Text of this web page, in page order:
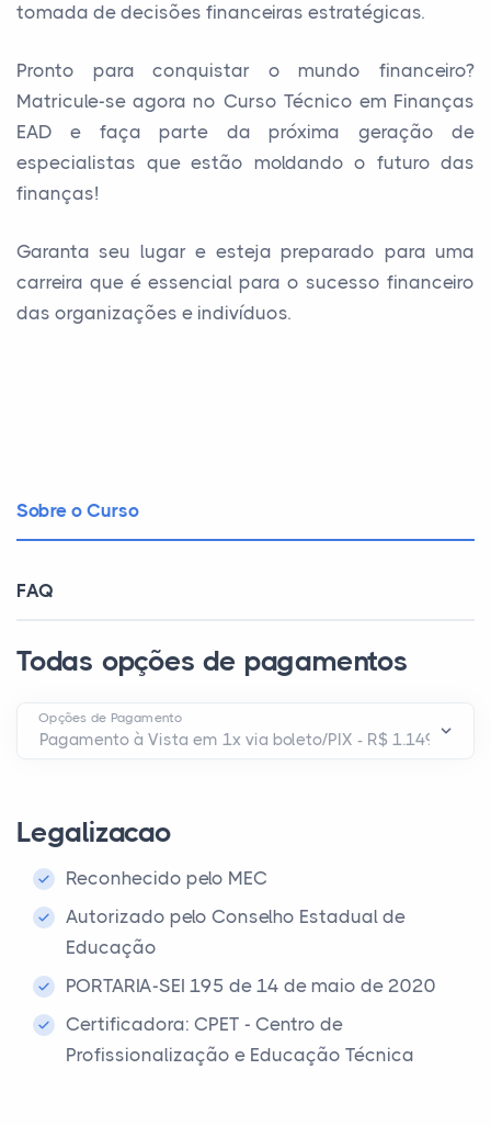
tomada de decisões financeiras estratégicas.
Pronto para conquistar o mundo financeiro?
Matricule-se agora no Curso Técnico em Finanças
EAD e faça parte da próxima geração de
especialistas que estão moldando o futuro das
finanças!
Garanta seu lugar e esteja preparado para uma
carreira que é essencial para o sucesso financeiro
das organizações e indivíduos.
Sobre o Curso
FAQ
Todas opções de pagamentos
Opções de Pagamento
Legalizacao
Reconhecido pelo MEC
Autorizado pelo Conselho Estadual de
Educação
PORTARIA-SEI 195 de 14 de maio de 2020
Certificadora: CPET - Centro de
Profissionalização e Educação Técnica